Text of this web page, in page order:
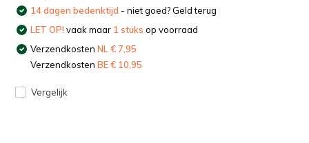
14 dagen bedenktijd - niet goed? Geld terug
LET OP! vaak maar 1 stuks op voorraad
VerzendkostenNL € 7,95
VerzendkostenBE € 10,95
Vergelijk